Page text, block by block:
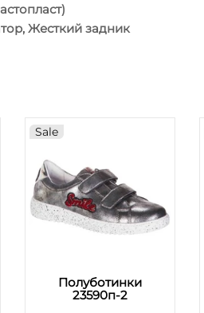
Жесткий задник
Sale
Полуботинки
23590п-2